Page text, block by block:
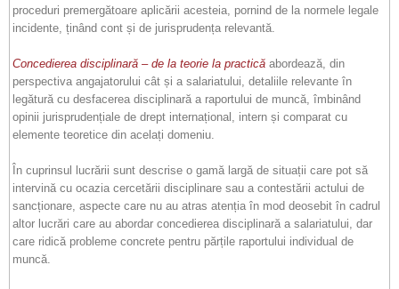
proceduri premergătoare aplicării acesteia, pornind de la normele legale
incidente, ținând cont și de jurisprudența relevantă.
Concedierea disciplinară – de la teorie la practică abordează, din
perspectiva angajatorului cât și a salariatului, detaliile relevante în
legătură cu desfacerea disciplinară a raportului de muncă, îmbinând
opinii jurisprudențiale de drept internațional, intern și comparat cu
elemente teoretice din acelați domeniu.
În cuprinsul lucrării sunt descrise o gamă largă de situații care pot să
intervină cu ocazia cercetării disciplinare sau a contestării actului de
sancționare, aspecte care nu au atras atenția în mod deosebit în cadrul
altor lucrări care au abordar concedierea disciplinară a salariatului, dar
care ridică probleme concrete pentru părțile raportului individual de
muncă.